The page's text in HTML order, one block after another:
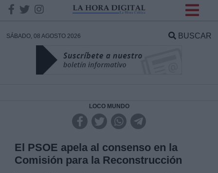
SÁBADO, 08 AGOSTO 2026 BUSCAR
LOCO MUNDO
El PSOE apela al consenso en la
Comisión para la Reconstrucción
DATOS
Responsable: